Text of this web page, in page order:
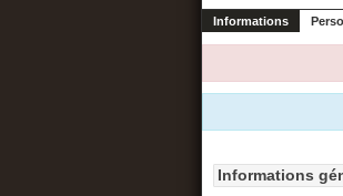
Informations
Informations